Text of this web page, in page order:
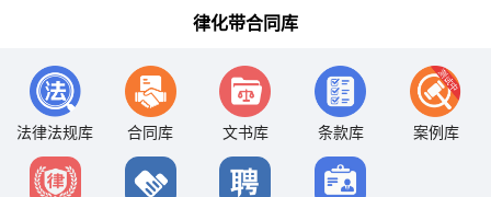
律化带合同库
法律法规库 合同库 文书库 条款库 案例库